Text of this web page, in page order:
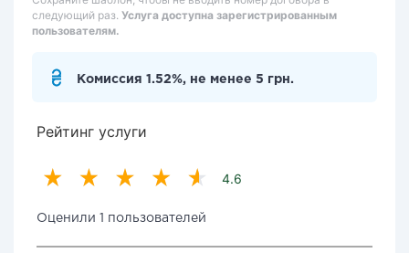
следующий раз. Услуга доступна зарегистрированным
пользователям.
Комиссия 1.52%, не менее 5 грн.
Рейтинг услуги
4.6
Оценили 1 пользователей